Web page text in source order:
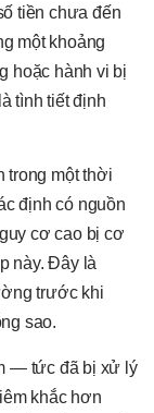
tiền chưa đến
một khoảng
hoặc hành vi bị
tình tiết định
trong một thời
định có nguồn
cơ cao bị cơ
này. Đây là
trước khi
sao.
— tức đã bị xử lý
khắc hơn